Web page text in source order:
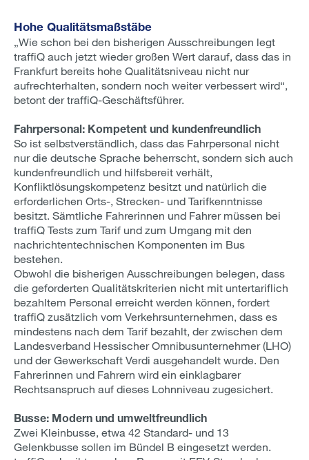
Hohe Qualitätsmaßstäbe
„Wie schon bei den bisherigen Ausschreibungen legt
traffiQ auch jetzt wieder großen Wert darauf, dass das in
Frankfurt bereits hohe Qualitätsniveau nicht nur
aufrechterhalten, sondern noch weiter verbessert wird“,
betont der traffiQ-Geschäftsführer.
Fahrpersonal: Kompetent und kundenfreundlich
So ist selbstverständlich, dass das Fahrpersonal nicht
nur die deutsche Sprache beherrscht, sondern sich auch
kundenfreundlich und hilfsbereit verhält,
Konfliktlösungskompetenz besitzt und natürlich die
erforderlichen Orts-, Strecken- und Tarifkenntnisse
besitzt. Sämtliche Fahrerinnen und Fahrer müssen bei
traffiQ Tests zum Tarif und zum Umgang mit den
nachrichtentechnischen Komponenten im Bus
bestehen.
Obwohl die bisherigen Ausschreibungen belegen, dass
die geforderten Qualitätskriterien nicht mit untertariflich
bezahltem Personal erreicht werden können, fordert
traffiQ zusätzlich vom Verkehrsunternehmen, dass es
mindestens nach dem Tarif bezahlt, der zwischen dem
Landesverband Hessischer Omnibusunternehmer (LHO)
und der Gewerkschaft Verdi ausgehandelt wurde. Den
Fahrerinnen und Fahrern wird ein einklagbarer
Rechtsanspruch auf dieses Lohnniveau zugesichert.
Busse: Modern und umweltfreundlich
Zwei Kleinbusse, etwa 42 Standard- und 13
Gelenkbusse sollen im Bündel B eingesetzt werden.